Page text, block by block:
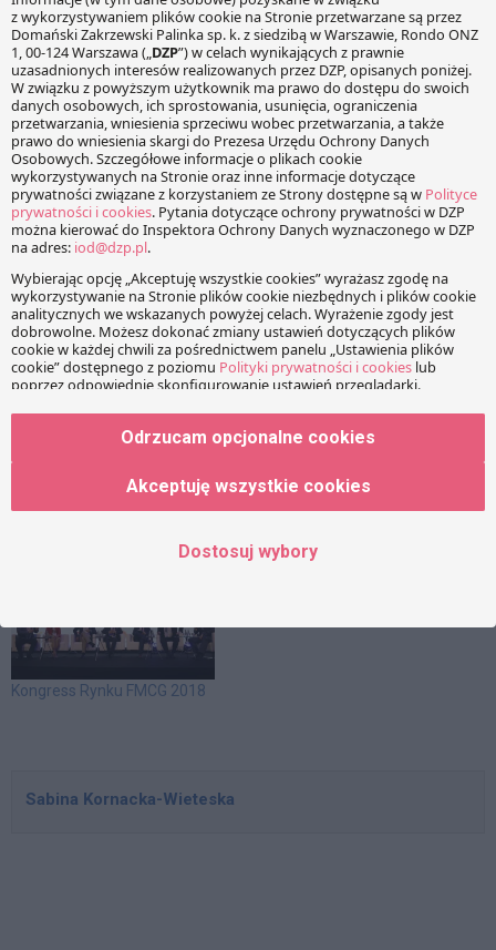
handlowymi. Mamy nadzieję, że wymiana poglądów podczas
Forum będzie jeszcze większym impulsem do działania dla
przedsiębiorców.
Facebook Share on X LinkedIn
WhatsApp Email Copy Link
PRZECZYTAJ RÓWNIEŻ:
Forum Rynku Spożywczego i
VII Forum Rynku
W dniach 15-16 października
Warszawie odbędzie się, już
po raz siódmy, Forum Rynku
Kancelaria DZP jest
Kongress Rynku FMCG 2018
Sabina Kornacka-Wieteska
Odrzucam opcjonalne cookies
Akceptuję wszystkie cookies
Dostosuj wybory